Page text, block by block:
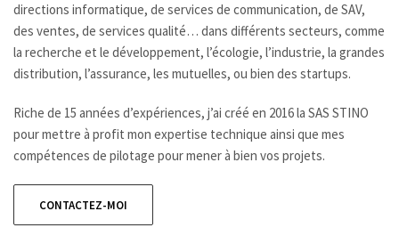
directions informatique, de services de communication, de SAV,
des ventes, de services qualité… dans différents secteurs, comme
la recherche et le développement, l’écologie, l’industrie, la grandes
distribution, l’assurance, les mutuelles, ou bien des startups.
Riche de 15 années d’expériences, j’ai créé en 2016 la SAS STINO
pour mettre à profit mon expertise technique ainsi que mes
compétences de pilotage pour mener à bien vos projets.
CONTACTEZ-MOI